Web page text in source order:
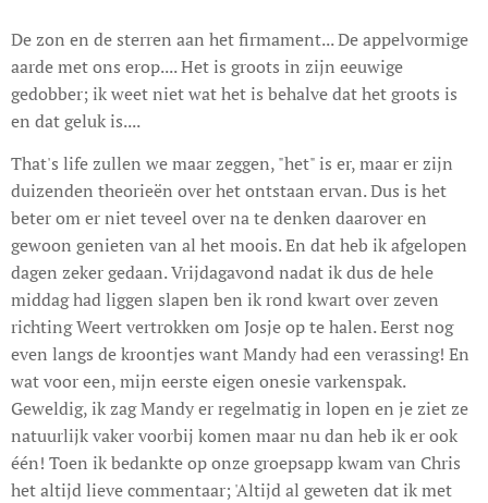
De zon en de sterren aan het firmament... De appelvormige
aarde met ons erop.... Het is groots in zijn eeuwige
gedobber; ik weet niet wat het is behalve dat het groots is
en dat geluk is....
That's life zullen we maar zeggen, "het" is er, maar er zijn
duizenden theorieën over het ontstaan ervan. Dus is het
beter om er niet teveel over na te denken daarover en
gewoon genieten van al het moois. En dat heb ik afgelopen
dagen zeker gedaan. Vrijdagavond nadat ik dus de hele
middag had liggen slapen ben ik rond kwart over zeven
richting Weert vertrokken om Josje op te halen. Eerst nog
even langs de kroontjes want Mandy had een verassing! En
wat voor een, mijn eerste eigen onesie varkenspak.
Geweldig, ik zag Mandy er regelmatig in lopen en je ziet ze
natuurlijk vaker voorbij komen maar nu dan heb ik er ook
één! Toen ik bedankte op onze groepsapp kwam van Chris
het altijd lieve commentaar; 'Altijd al geweten dat ik met